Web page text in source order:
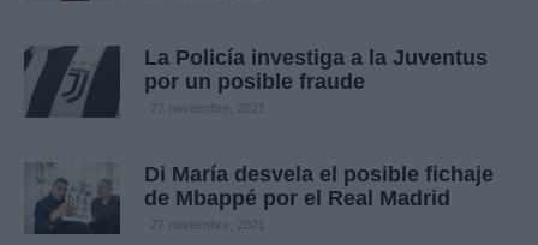
La Policía investiga a la Juventus
por un posible fraude
27 noviembre, 2021
Di María desvela el posible fichaje
de Mbappé por el Real Madrid
27 noviembre, 2021